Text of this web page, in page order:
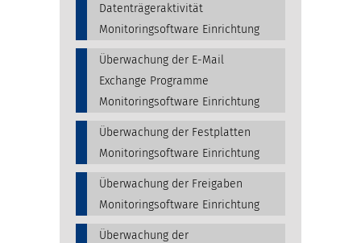
Datenträgeraktivität
Monitoringsoftware Einrichtung
Überwachung der E-Mail
Exchange Programme
Monitoringsoftware Einrichtung
Überwachung der Festplatten
Monitoringsoftware Einrichtung
Überwachung der Freigaben
Monitoringsoftware Einrichtung
Überwachung der